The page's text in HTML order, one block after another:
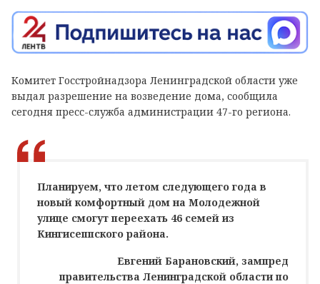
Комитет Госстройнадзора Ленинградской области уже
выдал разрешение на возведение дома, сообщила
сегодня пресс-служба администрации 47-го региона.
Планируем, что летом следующего года в
новый комфортный дом на Молодежной
улице смогут переехать 46 семей из
Кингисеппского района.
Евгений Барановский, зампред
правительства Ленинградской области по